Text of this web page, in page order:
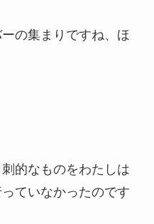
の集まりですね、ほ
的なものをわたしは
ていなかったのです